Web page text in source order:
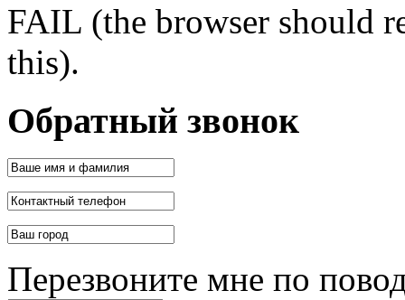
FAIL (the browser should
this).
Обратный звонок
Перезвоните мне по